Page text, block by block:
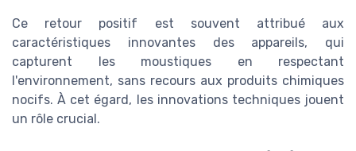
Ce retour positif est souvent attribué aux
caractéristiques innovantes des appareils, qui
capturent les moustiques en respectant
l'environnement, sans recours aux produits chimiques
nocifs. À cet égard, les innovations techniques jouent
un rôle crucial.